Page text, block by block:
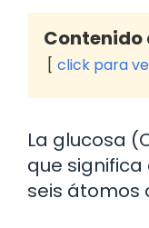
Contenido
click para
La glucosa
que
seis átomos